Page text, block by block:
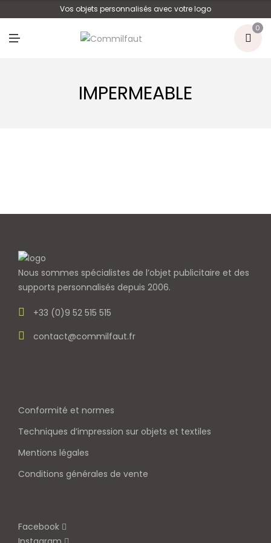
Vos objets personnalisés avec votre logo
0
IMPERMEABLE
Nous sommes spécialistes de l’objet publicitaire et des
supports personnalisés depuis 2006.
+33 (0)9 52 515 515
contact@commilfaut.fr
Conformité et normes
Techniques d’impression sur objets et textiles
Mentions légales
Conditions générales de vente
Facebook